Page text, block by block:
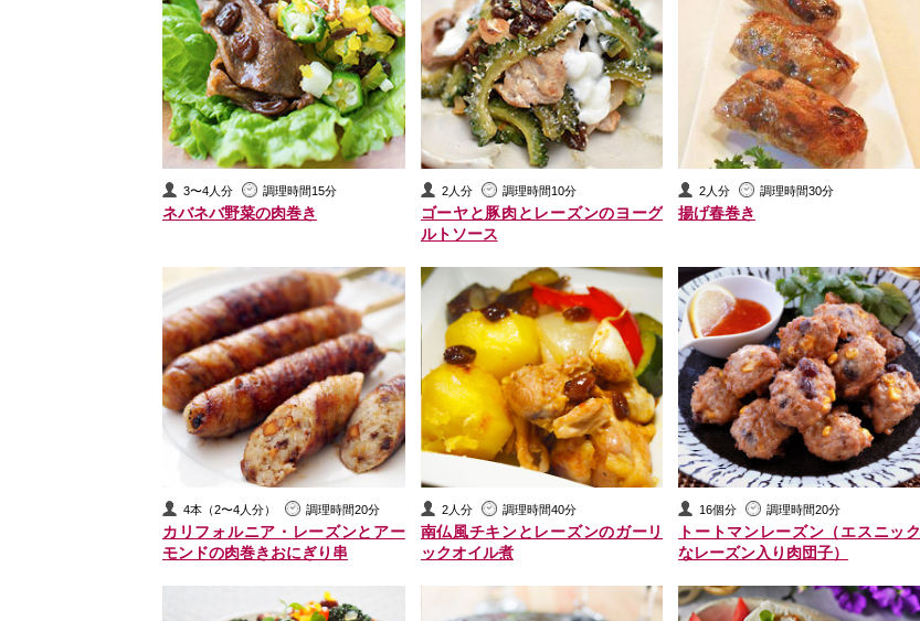
3〜4人分 調理時間15分
ネバネバ野菜の肉巻き
2人分 調理時間10分
ゴーヤと豚肉とレーズンのヨーグ
ルトソース
2人分 調理時間30分
揚げ春巻き
4本（2〜4人分） 調理時間20分
カリフォルニア・レーズンとアー
モンドの肉巻きおにぎり串
2人分 調理時間40分
南仏風チキンとレーズンのガーリ
ックオイル煮
16個分 調理時間20分
トートマンレーズン（エスニック
なレーズン入り肉団子）